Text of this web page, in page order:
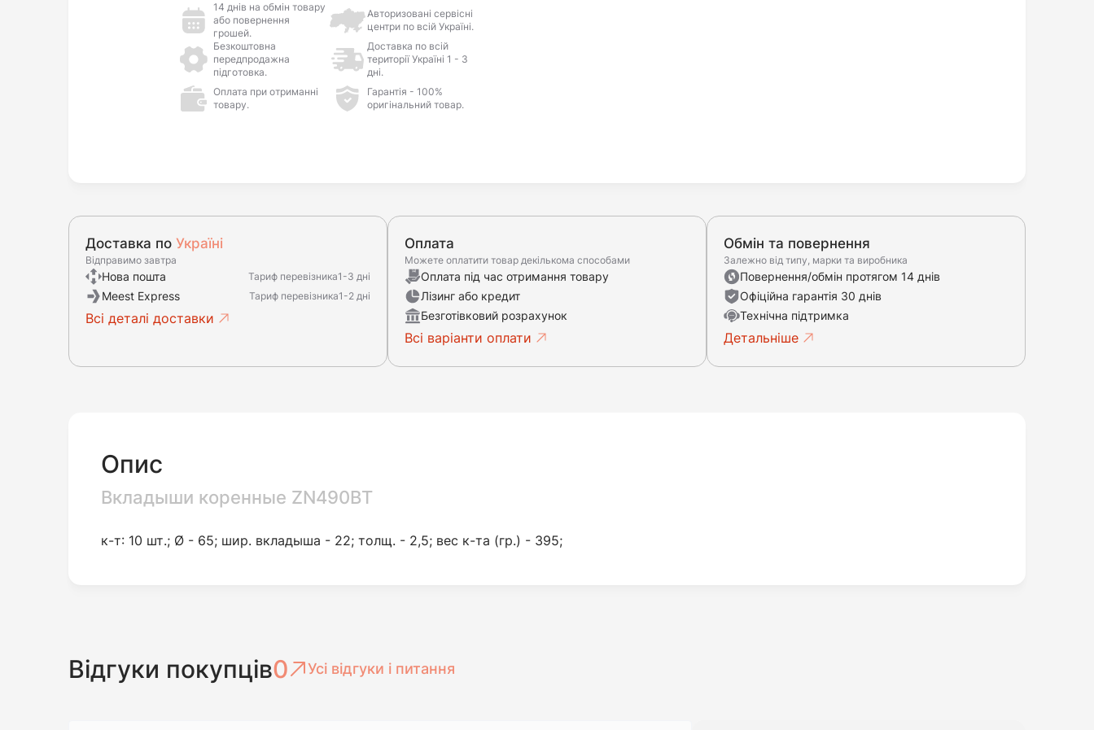
14 днів на обмін товару
або повернення
грошей.
Авторизовані сервісні
центри по всій Україні.
Безкоштовна
передпродажна
підготовка.
Доставка по всій
території Україні 1 - 3
дні.
Оплата при отриманні
товару.
Гарантія - 100%
оригінальний товар.
Доставка по Україні
Відправимо завтра
Нова пошта Тариф перевізника1-3 дні
Meest Express Тариф перевізника1-2 дні
Всі деталі доставки
Оплата
Можете оплатити товар декількома способами
Оплата під час отримання товару
Лізинг або кредит
Безготівковий розрахунок
Всі варіанти оплати
Обмін та повернення
Залежно від типу, марки та виробника
Повернення/обмін протягом 14 днів
Офіційна гарантія 30 днів
Технічна підтримка
Детальніше
Опис
Вкладыши коренные ZN490BT
к-т: 10 шт.; Ø - 65; шир. вкладыша - 22; толщ. - 2,5; вес к-та (гр.) - 395;
Відгуки покупців0 Усі відгуки і питання